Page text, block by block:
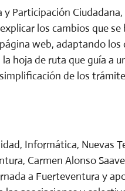
Participación
los cambios que
web, adaptando
hoja de ruta que guía a
de los
Informática, Nuevas
Carmen Alonso
a Fuerteventura y